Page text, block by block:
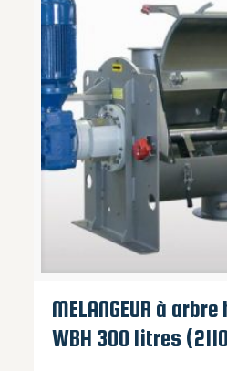
MELANGEUR à
WBH 300 litres